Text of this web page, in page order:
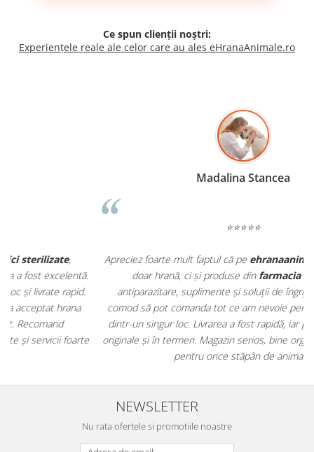
Ce spun clienții noștri:
Experiențele reale ale celor care au ales eHranaAnimale.ro
Madalina Stancea
Apreciez foarte mult faptul că peehranaanimale.ro găsesc nu
doar hrană, ci și produse dinfarmacia veterinară:
antiparazitare, suplimente și soluții de îngrijire. Este foarte
comod să pot comanda tot ce am nevoie pentru animalul meu
dintr-un singur loc. Livrarea a fost rapidă, iar produsele au fost
originale și în termen. Magazin serios, bine organizat și foarte util
pentru orice stăpân de animale.
NEWSLETTER
Nu rata ofertele si promotiile noastre